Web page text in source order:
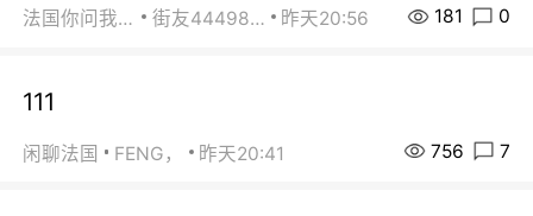
法国你问我答 街友44498484 昨天20:56 181 0
111
闲聊法国 FENG， 昨天20:41 756 7